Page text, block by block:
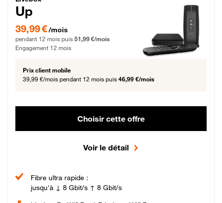
Up
39,99 € par mois pendant 12 mois puis 51,99 € par mois, Engagement 12 mois
39,99 €/mois
pendant 12 mois puis 51,99 €/mois
Engagement 12 mois
Prix client mobile
39,99 €/mois pendant 12 mois puis 46,99 €/mois
Choisir cette offre
Voir le détail
Fibre ultra rapide :
jusqu'à ↓ 8 Gbit/s ↑ 8 Gbit/s